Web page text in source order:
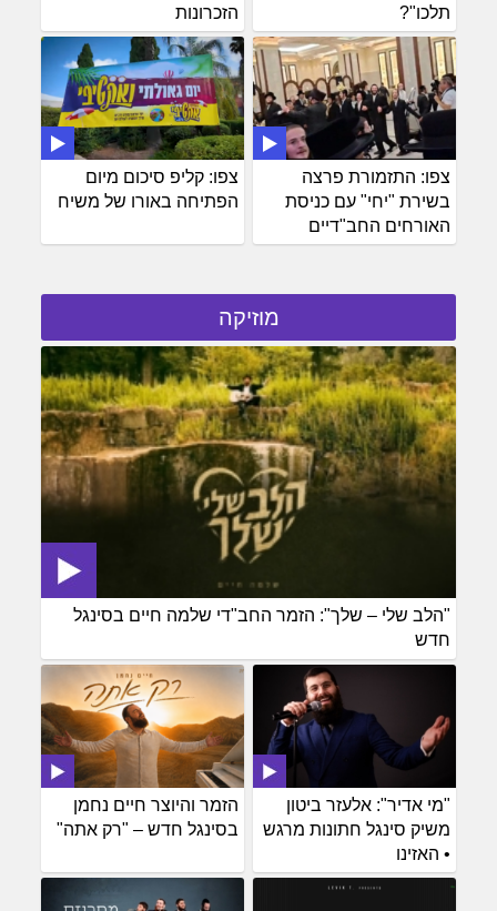
הזכרונות
תלכו"?
צפו: קליפ סיכום מיום
הפתיחה באורו של משיח
צפו: התזמורת פרצה
בשירת "יחי" עם כניסת
האורחים החב"דיים
מוזיקה
"הלב שלי – שלך": הזמר החב"די שלמה חיים בסינגל
חדש
הזמר והיוצר חיים נחמן
בסינגל חדש – "רק אתה"
"מי אדיר": אלעזר ביטון
משיק סינגל חתונות מרגש
• האזינו